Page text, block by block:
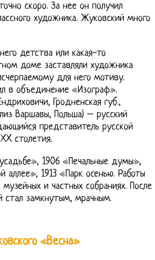
скоро. За нее он получил
художника. Жуковский много
детства или какая-то
доме заставляли художника
для него мотиву.
в объединение «Изограф».
Гродненская губ.,
Варшавы, Польша) – русский
представитель русской
столетия.
1906 «Печальные думы»,
1913 «Парк осенью. Работы
и частных собраниях. После
стал замкнутым, мрачным.
«Весна»